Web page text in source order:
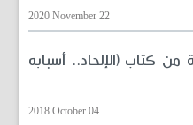
2020 November 22
من كتاب (الإلحاد.. أسبابه
2018 October 04